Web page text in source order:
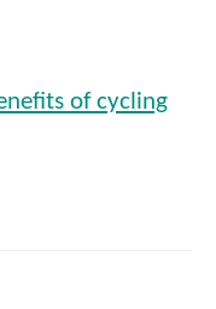
of cycling